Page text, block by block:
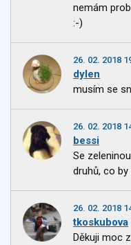
nemám
:-)
26. 02. 2018
dylen
musím se
26. 02. 2018
bessi
Se
druhů, co
26. 02. 2018
tkoskubova
Děkuji moc